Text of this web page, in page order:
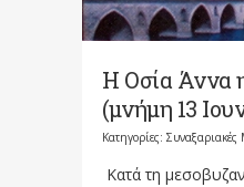
Η Οσία Άννα
(μνήμη 13
Κατηγορίες: Συναξαριακές
Κατά τη